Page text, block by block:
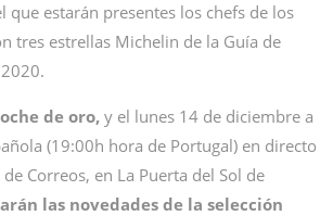
que estarán presentes los chefs de los
tres estrellas Michelin de la Guía de
de oro,y el lunes 14 de diciembre a
(19:00h hora de Portugal) en directo
de Correos, en La Puerta del Sol de
las novedades de la selección